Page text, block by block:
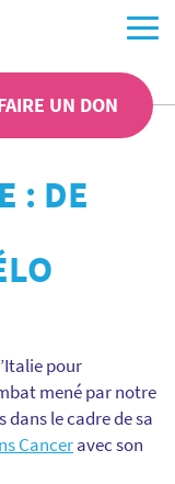
UN DON
: DE
pour
mené par notre
le cadre de sa
Canceravec son